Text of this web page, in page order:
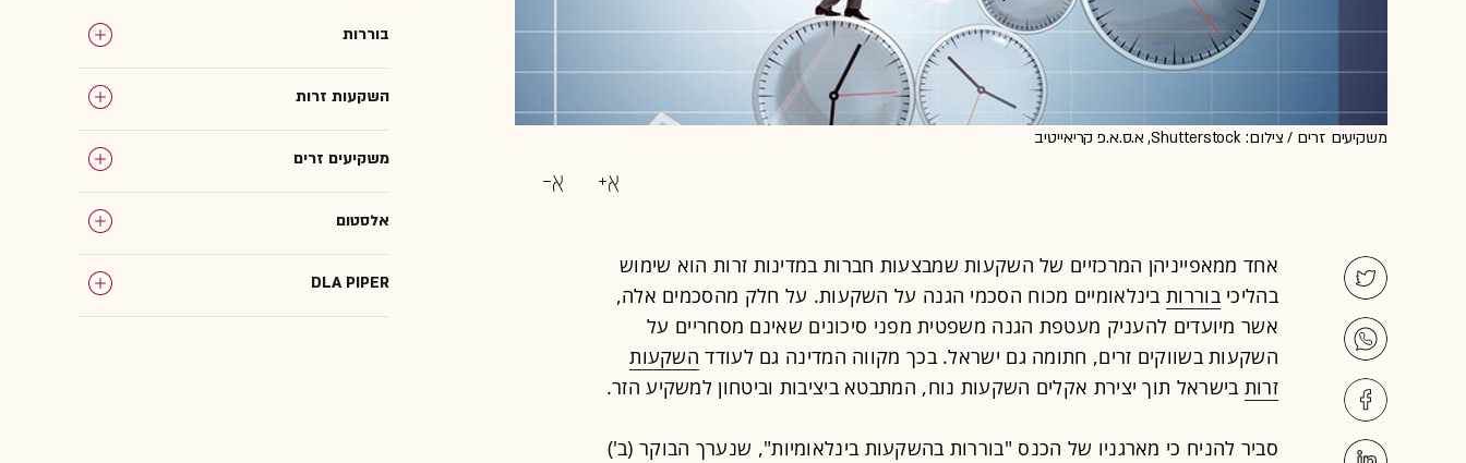
משקיעים זרים / צילום: Shutterstock, א.ס.א.פ קריאייטיב
אחד ממאפייניהן המרכזיים של השקעות שמבצעות חברות במדינות זרות הוא שימוש
בהליכיבוררותבינלאומיים מכוח הסכמי הגנה על השקעות. על חלק מהסכמים אלה,
אשר מיועדים להעניק מעטפת הגנה משפטית מפני סיכונים שאינם מסחריים על
השקעות בשווקים זרים, חתומה גם ישראל. בכך מקווה המדינה גם לעודד השקעות
זרות בישראל תוך יצירת אקלים השקעות נוח, המתבטא ביציבות וביטחון למשקיע הזר.
סביר להניח כי מארגניו של הכנס "בוררות בהשקעות בינלאומיות", שנערך הבוקר (ב')
בוררות
השקעות זרות
משקיעים זרים
אלסטום
DLA PIPER